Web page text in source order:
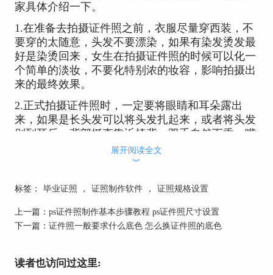
家具体介绍一下。
1.在准备去拍摄证件照之前，衣服尽量穿西装，不
要穿的太随意，头发不要漂染，如果有染发烫发最
好是染烫回来，女生在拍摄证件照的时候可以化一
个简单的淡妆，不要化特别浓的妆容，影响拍摄出
来的最终效果。
2.正式拍摄证件照时，一定要将眼睛和耳朵露出
来，如果是长头发可以将头发扎起来，或者将头发
别到耳后，背部挺直靠近椅背，双手自然下垂，嘴
角自然微笑，不要笑的太夸张，眼睛看向摄像机。
现如今市面是能给照片更换底色的软件有很多，像
PS虽然功能强大，但是操作繁琐，不经过学习是没
有办法使用的，对于没有什么照片处理经验的小伙
不是很友好。
单，无需学习即可使用，而且其照片处理功能也是
展开阅读全文
︾
标签： 毕业证照 ， 证照制作软件 ， 证照规格设置
上一篇： ps证件照制作基本步骤教程 ps证件照尺寸设置
下一篇： 证件照一般要求什么底色 怎么换证件照的底色
读者也访问过这里: